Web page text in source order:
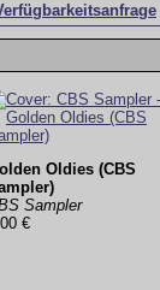
Oldies (CBS
Sampler
€